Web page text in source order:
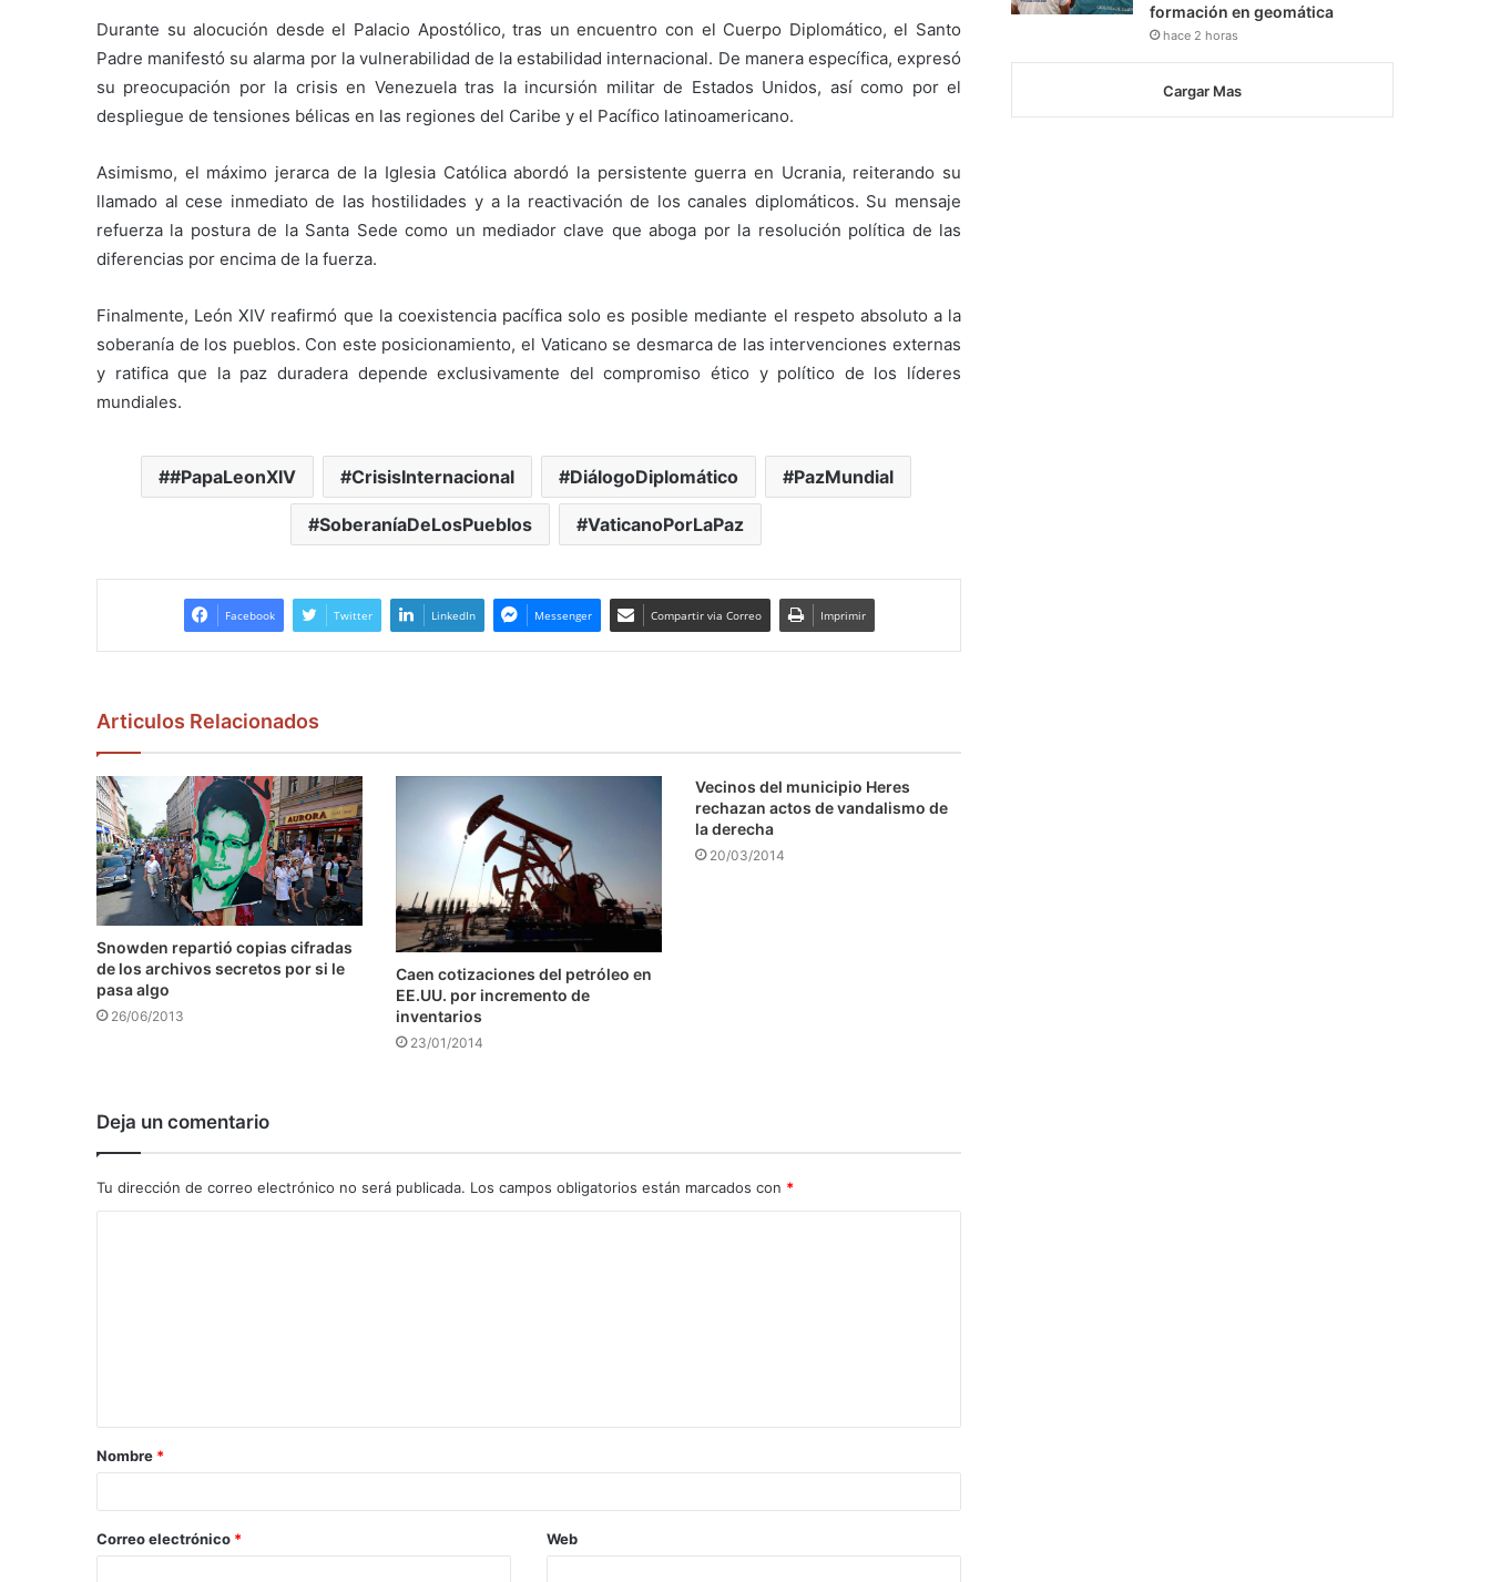
Durante su alocución desde el Palacio Apostólico, tras un encuentro con el Cuerpo Diplomático, el Santo
Padre manifestó su alarma por la vulnerabilidad de la estabilidad internacional. De manera específica, expresó
su preocupación por la crisis en Venezuela tras la incursión militar de Estados Unidos, así como por el
despliegue de tensiones bélicas en las regiones del Caribe y el Pacífico latinoamericano.
Asimismo, el máximo jerarca de la Iglesia Católica abordó la persistente guerra en Ucrania, reiterando su
llamado al cese inmediato de las hostilidades y a la reactivación de los canales diplomáticos. Su mensaje
refuerza la postura de la Santa Sede como un mediador clave que aboga por la resolución política de las
diferencias por encima de la fuerza.
Finalmente, León XIV reafirmó que la coexistencia pacífica solo es posible mediante el respeto absoluto a la
soberanía de los pueblos. Con este posicionamiento, el Vaticano se desmarca de las intervenciones externas
y ratifica que la paz duradera depende exclusivamente del compromiso ético y político de los líderes
mundiales.
#PapaLeonXIV CrisisInternacional DiálogoDiplomático PazMundial
SoberaníaDeLosPueblos VaticanoPorLaPaz
Facebook Twitter LinkedIn Messenger Compartir via Correo Imprimir
Articulos Relacionados
Snowden repartió copias cifradas
de los archivos secretos por si le
pasa algo
26/06/2013
Caen cotizaciones del petróleo en
EE.UU. por incremento de
inventarios
23/01/2014
Vecinos del municipio Heres
rechazan actos de vandalismo de
la derecha
20/03/2014
Deja un comentario
Tu dirección de correo electrónico no será publicada. Los campos obligatorios están marcados con *
a
r
*
Nombre *
Correo electrónico * Web
formación en geomática
hace 2 horas
Cargar Mas